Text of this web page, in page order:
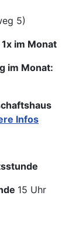
5)
1x im Monat
Monat:
Infos
15 Uhr